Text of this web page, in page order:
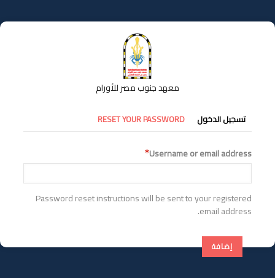
إلى
المحتوى
معهد جنوب مصر للأورام
التبويبات
الأساسية
تسجيل الدخول RESET YOUR PASSWORD
Username or email address
Password reset instructions will be sent to your registered
email address.